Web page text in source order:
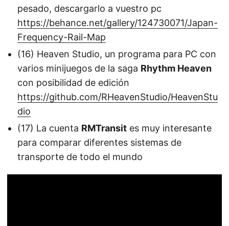
pesado, descargarlo a vuestro pc
https://behance.net/gallery/124730071/Japan-
Frequency-Rail-Map
(16) Heaven Studio, un programa para PC con
varios minijuegos de la saga Rhythm Heaven
con posibilidad de edición
https://github.com/RHeavenStudio/HeavenStu
dio
(17) La cuenta RMTransit es muy interesante
para comparar diferentes sistemas de
transporte de todo el mundo